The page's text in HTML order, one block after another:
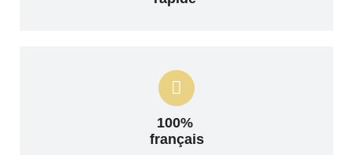
100%
français